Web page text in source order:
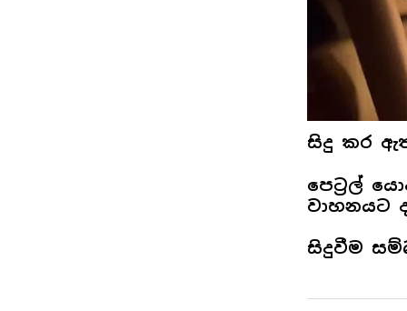
සිදු කර
පෙට‍්‍රල්
වාහනයට
සිදුවීම